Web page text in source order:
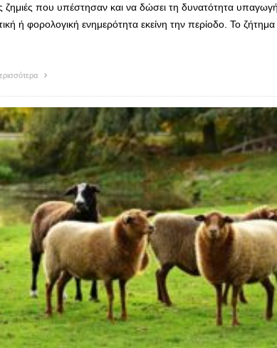
ζημιές που υπέστησαν και να δώσει τη δυνατότητα
ή φορολογική ενημερότητα εκείνη την περίοδο. Το